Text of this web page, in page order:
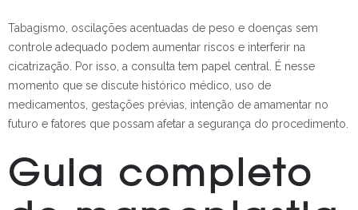
Tabagismo, oscilações acentuadas de peso e doenças sem
controle adequado podem aumentar riscos e interferir na
cicatrização. Por isso, a consulta tem papel central. É nesse
momento que se discute histórico médico, uso de
medicamentos, gestações prévias, intenção de amamentar no
futuro e fatores que possam afetar a segurança do procedimento.
Guia completo